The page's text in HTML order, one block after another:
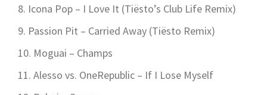
Icona Pop – I Love It (Tiësto’s Club Life Remix)
Passion Pit – Carried Away (Tiësto Remix)
Moguai – Champs
Alesso vs. OneRepublic – If I Lose Myself